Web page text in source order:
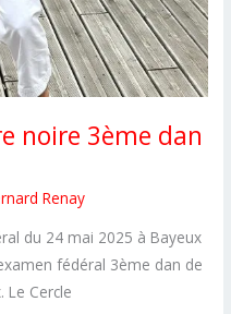
noire 3ème dan
Renay
du 24 mai 2025 à Bayeux
fédéral 3ème dan de
Le Cercle